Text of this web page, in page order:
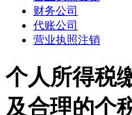
财务公司
代账公司
营业执照注销
个人所得税
及合理的个